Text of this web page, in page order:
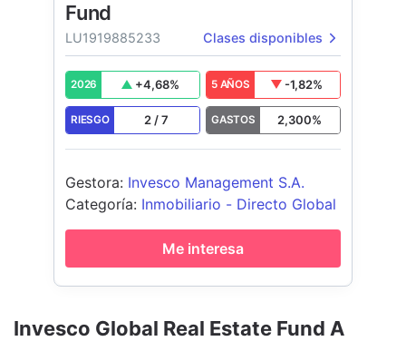
Invesco Global Real Estate Fund A
Fund
LU1919885233 Clases disponibles
2026 +4,68% 5 AÑOS -1,82%
RIESGO 2 /7 GASTOS 2,300%
Gestora: Invesco Management S.A.
Categoría: Inmobiliario - Directo Global
Me interesa